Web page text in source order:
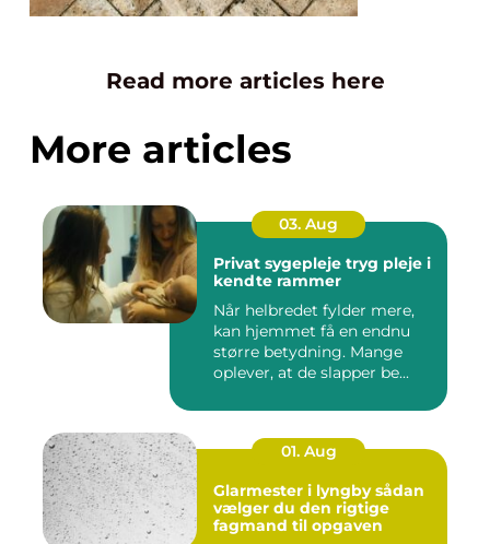
Read more articles here
More articles
03. Aug
Privat sygepleje tryg pleje i
kendte rammer
Når helbredet fylder mere,
kan hjemmet få en endnu
større betydning. Mange
oplever, at de slapper be...
01. Aug
Glarmester i lyngby sådan
vælger du den rigtige
fagmand til opgaven